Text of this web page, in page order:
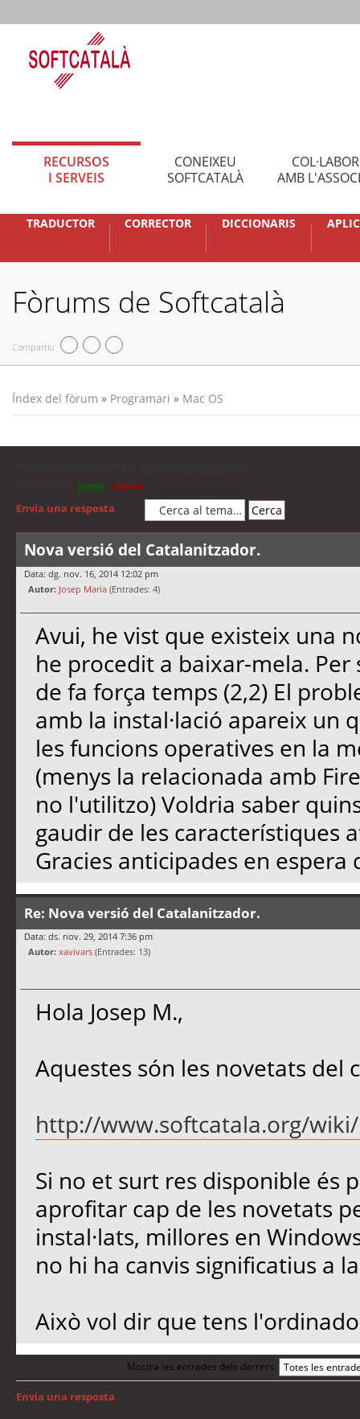
RECURSOS
I SERVEIS
CONEIXEU
SOFTCATALÀ
AMB
TRADUCTOR CORRECTOR DICCIONARIS
Fòrums de Softcatalà
Compartiu
Índex del fòrum » Programari » Mac OS
jordis cubells
Envia una resposta
Nova versió del Catalanitzador.
Data: dg. nov. 16, 2014 12:02 pm
Autor: Josep Maria (Entrades: 4)
Avui, he vist que existeix una
he procedit a baixar-mela.
de fa força temps (2,2) El
amb la instal·lació apareix un
les funcions operatives en la
(menys la relacionada amb
no l'utilitzo) Voldria saber
gaudir de les característiques
Gracies anticipades en espera
Re: Nova versió del Catalanitzador.
Data: ds. nov. 29, 2014 7:36 pm
Autor: xavivars (Entrades: 13)
Hola Josep M.,
Aquestes són les novetats del
http://www.softcatala.org/wiki/
Si no et surt res disponible és
aprofitar cap de les novetats
instal·lats, millores en
no hi ha canvis significatius a
Això vol dir que tens
Mostra les entrades dels darrers:
Envia una resposta